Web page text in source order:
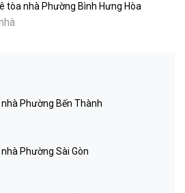
tòa nhà Phường Bình Hưng Hòa
Phường Bến Thành
Phường Sài Gòn